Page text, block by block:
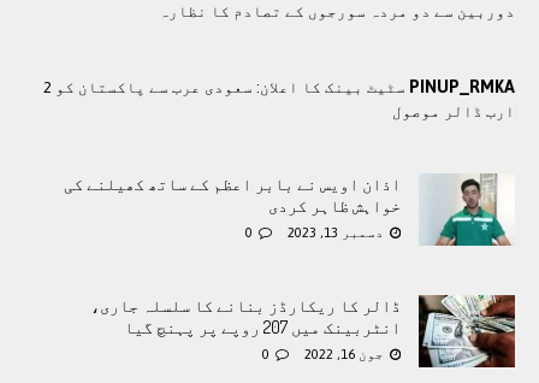
دوربین سے دو مردہ سورجوں کے تصادم کا نظارہ
PINUP_RMKA
سٹیٹ بینک کا اعلان: سعودی عرب سے پاکستان کو 2
ارب ڈالر موصول
اذان اویس نے بابر اعظم کے ساتھ کھیلنے کی
خواہش ظاہر کردی
دسمبر 13, 2023 0
ڈالر کا ریکارڈز بنانے کا سلسلہ جاری،
انٹربینک میں 207 روپے پر پہنچ گیا
جون 16, 2022 0